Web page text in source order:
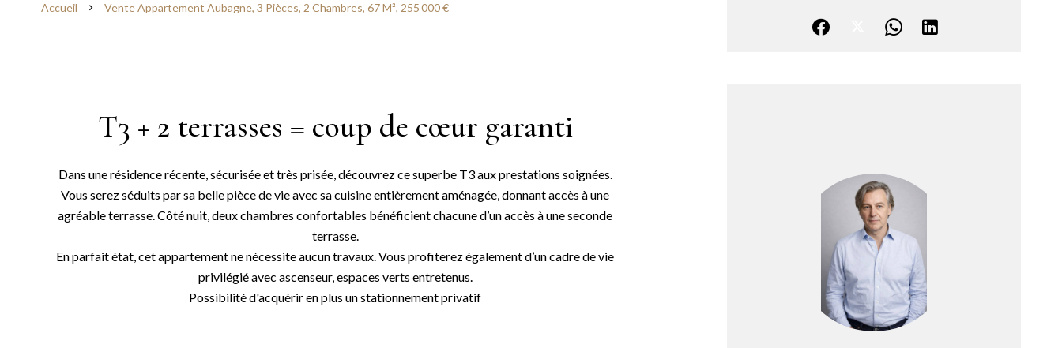
Accueil Vente Appartement Aubagne, 3 Pièces, 2 Chambres, 67 M², 255 000 €
T3 + 2 terrasses = coup de cœur garanti
Dans une résidence récente, sécurisée et très prisée, découvrez ce superbe T3 aux prestations soignées.
Vous serez séduits par sa belle pièce de vie avec sa cuisine entièrement aménagée, donnant accès à une
agréable terrasse. Côté nuit, deux chambres confortables bénéficient chacune d’un accès à une seconde
terrasse.
En parfait état, cet appartement ne nécessite aucun travaux. Vous profiterez également d’un cadre de vie
privilégié avec ascenseur, espaces verts entretenus.
Possibilité d'acquérir en plus un stationnement privatif